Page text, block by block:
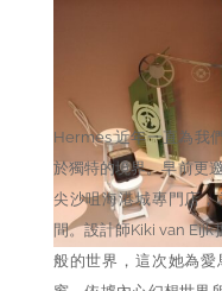
Hermes 近年一直為我
於獨特的境界。早前更
尖沙咀海港城專門店
間。設計師Kiki van Eijk
般的世界，這次她為